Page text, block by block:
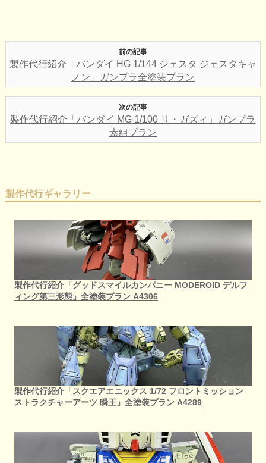
前の記事
製作代行紹介「バンダイ HG 1/144 ジェスタ ジェスタキャ
ノン」ガンプラ全塗装プラン
次の記事
製作代行紹介「バンダイ MG 1/100 リ・ガズィ」ガンプラ
素組プラン
製作代行ギャラリー
製作代行紹介「グッドスマイルカンパニー MODEROID デルフ
ィング第三形態」全塗装プラン A4306
製作代行紹介「スクエアエニックス 1/72 フロントミッション
ストラクチャーアーツ 瞬王」全塗装プラン A4289